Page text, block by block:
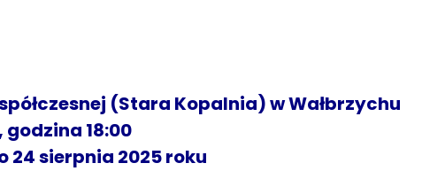
(Stara Kopalnia) w Wałbrzychu
godzina 18:00
24 sierpnia 2025 roku